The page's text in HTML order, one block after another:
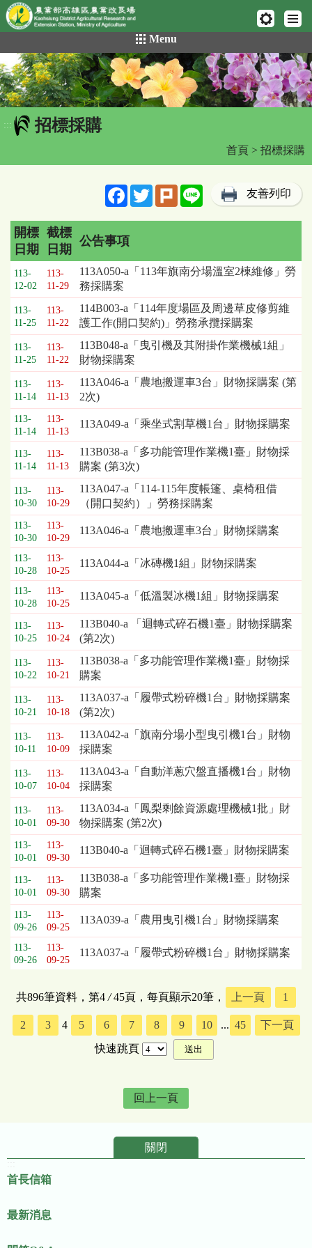
網頁置頂
到
主
要
內
容
區
Menu
::: 招標採購
首頁 > 招標採購
FacebookTwitterPlurk Line 友善列印
招
標
採
購
列
欄
位
依
序
為：
開
標
日
期、
截
標
日
期、
公
告
事
項
開標
日期
截標
日期
公告事項
113-
12-02
113-
11-29
113A050-a「113年旗南分場溫室2棟維修」勞
務採購案
113-
11-25
113-
11-22
114B003-a「114年度場區及周邊草皮修剪維
護工作(開口契約)」勞務承攬採購案
113-
11-25
113-
11-22
113B048-a「曳引機及其附掛作業機械1組」
財物採購案
113-
11-14
113-
11-13
113A046-a「農地搬運車3台」財物採購案 (第
2次)
113-
11-14
113-
11-13
113A049-a「乘坐式割草機1台」財物採購案
113-
11-14
113-
11-13
113B038-a「多功能管理作業機1臺」財物採
購案 (第3次)
113-
10-30
113-
10-29
113A047-a「114-115年度帳篷、桌椅租借
（開口契約）」勞務採購案
113-
10-30
113-
10-29
113A046-a「農地搬運車3台」財物採購案
113-
10-28
113-
10-25
113A044-a「冰磚機1組」財物採購案
113-
10-28
113-
10-25
113A045-a「低溫製冰機1組」財物採購案
113-
10-25
113-
10-24
113B040-a 「迴轉式碎石機1臺」財物採購案
(第2次)
113-
10-22
113-
10-21
113B038-a「多功能管理作業機1臺」財物採
購案
113-
10-21
113-
10-18
113A037-a「履帶式粉碎機1台」財物採購案
(第2次)
113-
10-11
113-
10-09
113A042-a「旗南分場小型曳引機1台」財物
採購案
113-
10-07
113-
10-04
113A043-a「自動洋蔥穴盤直播機1台」財物
採購案
113-
10-01
113-
09-30
113A034-a「鳳梨剩餘資源處理機械1批」財
物採購案 (第2次)
113-
10-01
113-
09-30
113B040-a「迴轉式碎石機1臺」財物採購案
113-
10-01
113-
09-30
113B038-a「多功能管理作業機1臺」財物採
購案
113-
09-26
113-
09-25
113A039-a「農用曳引機1台」財物採購案
113-
09-26
113-
09-25
113A037-a「履帶式粉碎機1台」財物採購案
共896筆資料，第4/45頁，每頁顯示20筆， 上一頁 1
2 3 4 5 6 7 8 9 10 ... 45
下一頁
快速跳頁
回上一頁
關閉
首長信箱
最新消息